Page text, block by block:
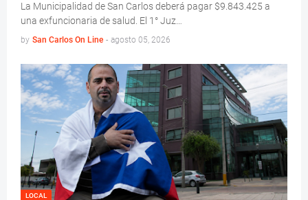
La Municipalidad de San Carlos deberá pagar $9.843.425 a
una exfuncionaria de salud. El 1° Juz…
by San Carlos On Line - agosto 05, 2026
LOCAL